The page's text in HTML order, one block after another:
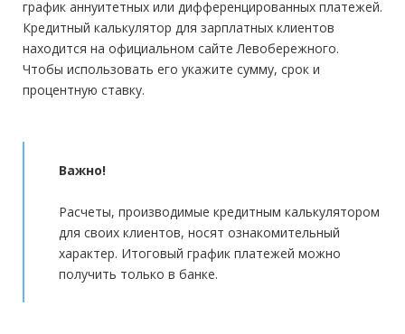
график аннуитетных или дифференцированных платежей.
Кредитный калькулятор для зарплатных клиентов
находится на официальном сайте Левобережного.
Чтобы использовать его укажите сумму, срок и
процентную ставку.
Важно!
Расчеты, производимые кредитным калькулятором
для своих клиентов, носят ознакомительный
характер. Итоговый график платежей можно
получить только в банке.